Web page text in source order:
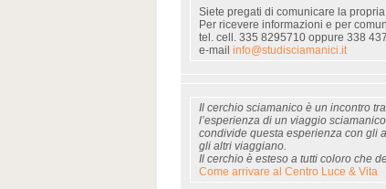
Siete pregati di comunicare la
Per ricevere informazioni e per
tel. cell. 335 8295710 oppure 338
e-mailinfo@studisciamanici.it
Il cerchio sciamanico è un incontro
l’esperienza di un viaggio
condivide questa esperienza con gli
gli altri viaggiano.
Il cerchio è esteso a tutti coloro che
Come arrivare al Centro Luce & Vita